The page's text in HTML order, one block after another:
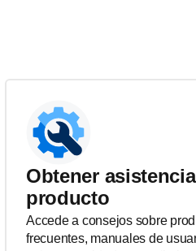
Obtener
producto
Accede a consejos sobre
frecuentes, manuales de